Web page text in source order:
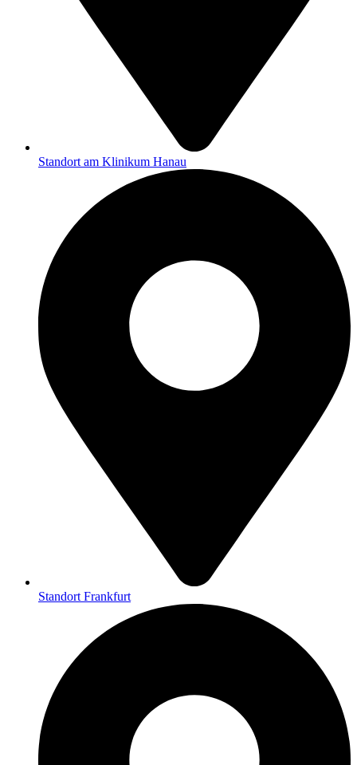
Standort am Klinikum Hanau
Standort Frankfurt